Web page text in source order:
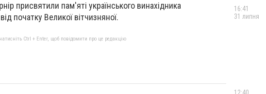
присвятили пам'яті українського винахідника
початку Великої вітчизняної.
Ctrl + Enter, щоб повідомити про це редакцію
16:41
31 липня